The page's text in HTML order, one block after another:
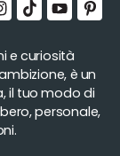
e curiosità
è un
il tuo modo di
personale,